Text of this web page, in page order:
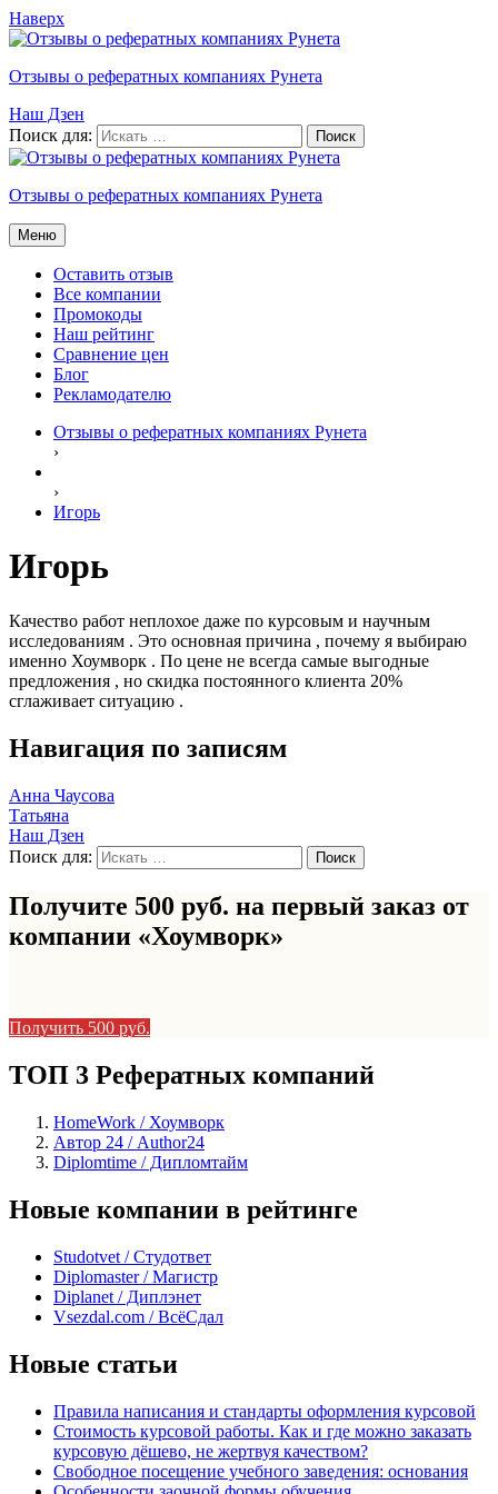
Наверх
Отзывы о рефератных компаниях Рунета
Наш Дзен
Поиск для:
Отзывы о рефератных компаниях Рунета
Меню
Оставить отзыв
Все компании
Промокоды
Наш рейтинг
Сравнение цен
Блог
Рекламодателю
Отзывы о рефератных компаниях Рунета
›
›
Игорь
Игорь
Качество работ неплохое даже по курсовым и научным
исследованиям . Это основная причина , почему я выбираю
именно Хоумворк . По цене не всегда самые выгодные
предложения , но скидка постоянного клиента 20%
сглаживает ситуацию .
Навигация по записям
Анна Чаусова
Татьяна
Наш Дзен
Поиск для:
Получите 500 руб. на первый заказ от
компании «Хоумворк»
Получить 500 руб.
ТОП 3 Рефератных компаний
HomeWork / Хоумворк
Автор 24 / Author24
Diplomtime / Дипломтайм
Новые компании в рейтинге
Studotvet / Студответ
Diplomaster / Магистр
Diplanet / Диплэнет
Vsezdal.com / ВсёСдал
Новые статьи
Правила написания и стандарты оформления курсовой
Стоимость курсовой работы. Как и где можно заказать
курсовую дёшево, не жертвуя качеством?
Свободное посещение учебного заведения: основания